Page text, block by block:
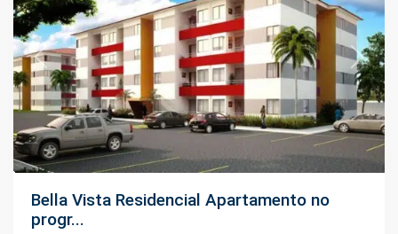
Previous Next
Bella Vista Residencial Apartamento no
progr...